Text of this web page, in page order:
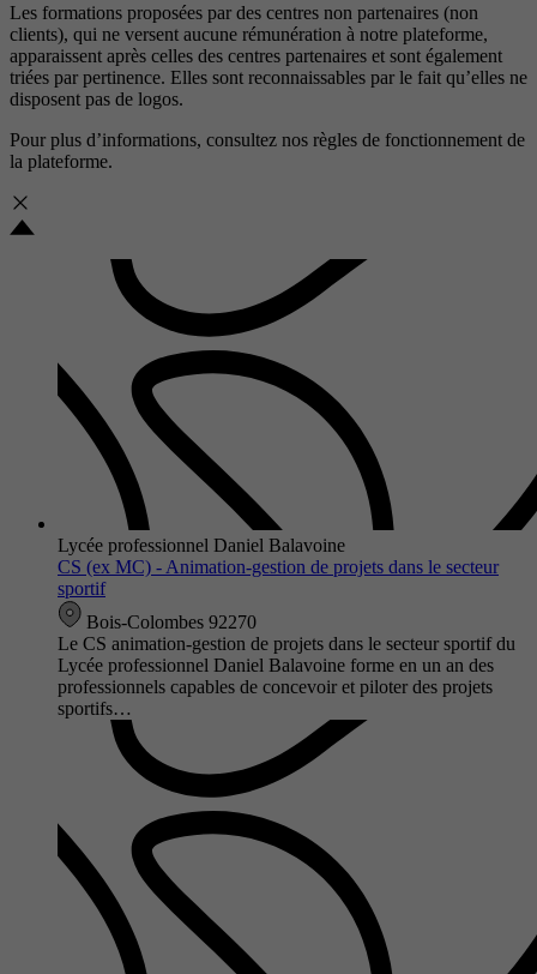
Les formations proposées par des centres non partenaires (non
clients), qui ne versent aucune rémunération à notre plateforme,
apparaissent après celles des centres partenaires et sont également
triées par pertinence. Elles sont reconnaissables par le fait qu’elles ne
disposent pas de logos.
Pour plus d’informations, consultez nos règles de fonctionnement de
la plateforme.
Lycée professionnel Daniel Balavoine
CS (ex MC) - Animation-gestion de projets dans le secteur
sportif
Bois-Colombes 92270
Le CS animation-gestion de projets dans le secteur sportif du
Lycée professionnel Daniel Balavoine forme en un an des
professionnels capables de concevoir et piloter des projets
sportifs…